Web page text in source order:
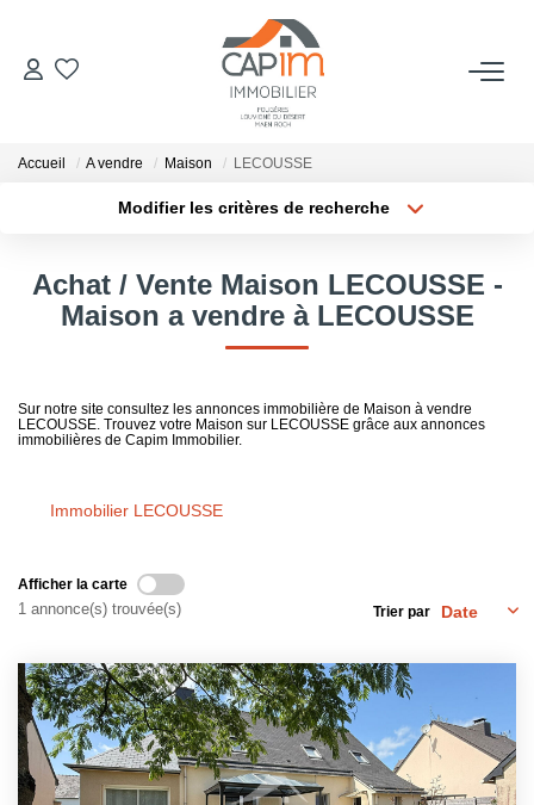
VENTES
Qui Sommes Nous
Nous Rejoindre
Nos Actualités
CONTACT
Accueil A vendre Maison LECOUSSE
Modifier les critères de recherche
Surface min Budget max
Achat / Vente Maison LECOUSSE -
Maison a vendre à LECOUSSE
Sur notre site consultez les annonces immobilière de Maison à vendre
LECOUSSE. Trouvez votre Maison sur LECOUSSE grâce aux annonces
immobilières de Capim Immobilier.
Immobilier LECOUSSE
Afficher la carte
1 annonce(s) trouvée(s) Trier par